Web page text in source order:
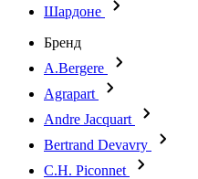
Шардоне
Бренд
A.Bergere
Agrapart
Andre Jacquart
Bertrand Devavry
C.H. Piconnet